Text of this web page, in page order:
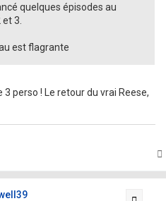
quelques épisodes au
3.
est flagrante
perso ! Le retour du vrai Reese,